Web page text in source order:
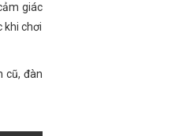
giác
khi chơi
cũ, đàn